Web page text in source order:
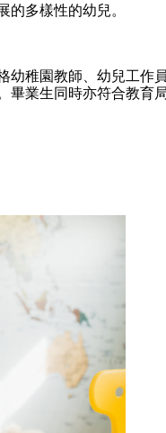
多樣性的幼兒。
幼稚園教師、幼兒工作
業生同時亦符合教育